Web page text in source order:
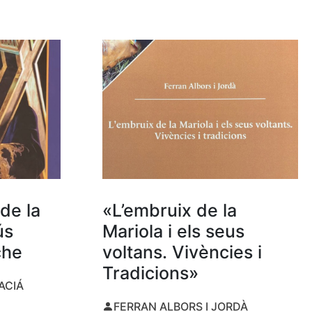
la
«L’embruix de la
Mariola i els seus
voltans. Vivències i
Tradicions»
FERRAN ALBORS I JORDÀ